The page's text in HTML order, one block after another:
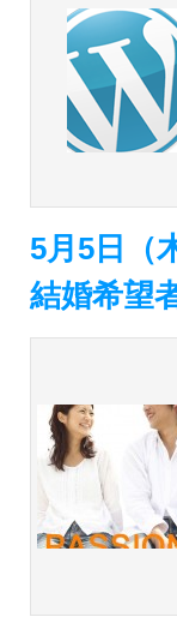
5月5日（
結婚希望